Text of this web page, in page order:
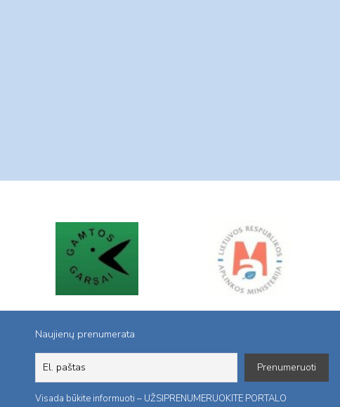
Naujienų prenumerata
Visada būkite informuoti – UŽSIPRENUMERUOKITE PORTALO